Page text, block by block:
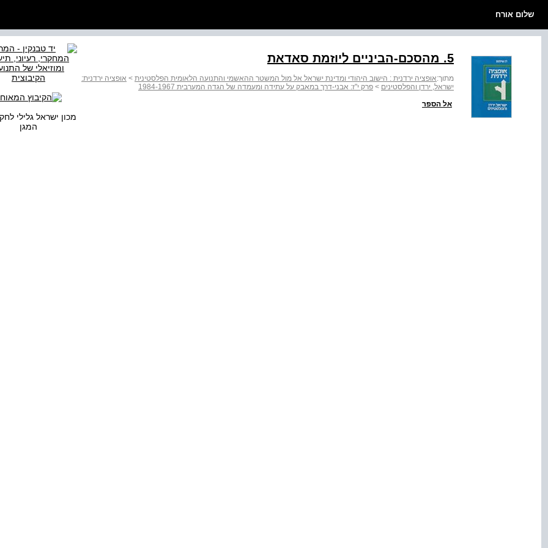
שלום אורח
5. מהסכם-הביניים ליוזמת סאדאת
מתוך:אופציה ירדנית : הישוב היהודי ומדינת ישראל אל מול המשטר ההאשמי והתנועה הלאומית הפלסטינית > אופציה ירדנית:
ישראל, ירדן והפלסטינים > פרק י"ז: אבני-דרך במאבק על עתידה ומעמדה של הגדה המערבית 1984-1967
אל הספר
מכון ישראל גלילי
המגן